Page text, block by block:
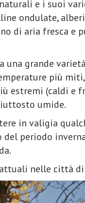
e i suoi
ondulate,
di aria fresca e
una grande
più
estremi (caldi e
umide.
in valigia
periodo
nelle città